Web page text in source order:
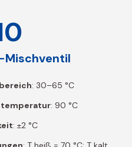
: 30–65 °C
: 90 °C
: ±2 °C